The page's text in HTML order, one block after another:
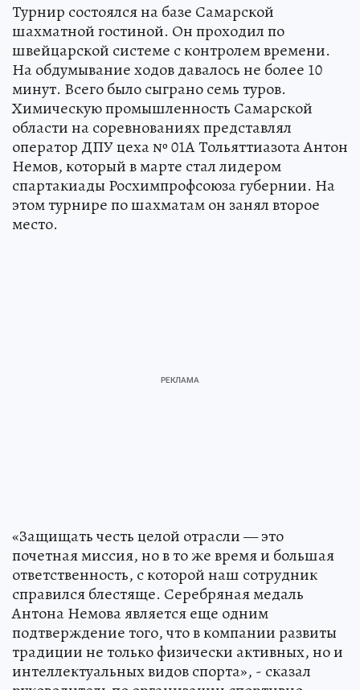
Турнир состоялся на базе Самарской
шахматной гостиной. Он проходил по
швейцарской системе с контролем времени.
На обдумывание ходов давалось не более 10
минут. Всего было сыграно семь туров.
Химическую промышленность Самарской
области на соревнованиях представлял
оператор ДПУ цеха № 01А Тольяттиазота Антон
Немов, который в марте стал лидером
спартакиады Росхимпрофсоюза губернии. На
этом турнире по шахматам он занял второе
место.
«Защищать честь целой отрасли — это
почетная миссия, но в то же время и большая
ответственность, с которой наш сотрудник
справился блестяще. Серебряная медаль
Антона Немова является еще одним
подтверждение того, что в компании развиты
традиции не только физически активных, но и
интеллектуальных видов спорта», - сказал